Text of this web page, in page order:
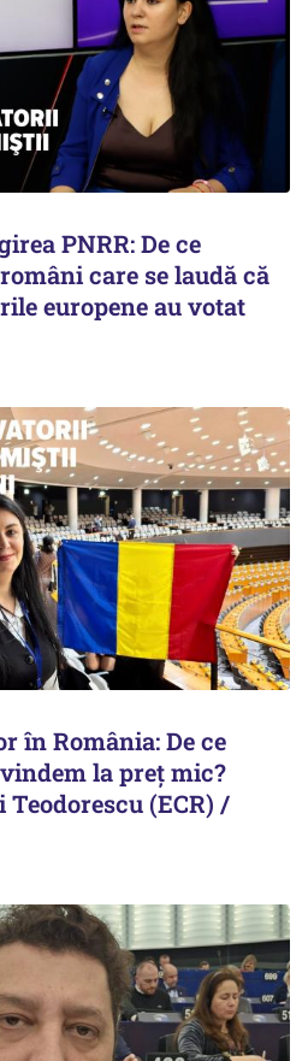
PNRR: De ce
care se laudă că
europene au votat
în România: De ce
la preț mic?
(ECR) /